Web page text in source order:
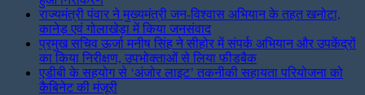
राज्यमंत्री पंवार ने मुख्यमंत्री जन-विश्वास अभियान के तहत खनोटा,
कानेड़ एवं गोलाखेड़ा में किया जनसंवाद
प्रमुख सचिव ऊर्जा मनीष सिंह ने सीहोर में संपर्क अभियान और उपकेंद्रों
का किया निरीक्षण, उपभोक्ताओं से लिया फीडबैक
एडीबी के सहयोग से ‘अंजोर लाइट’ तकनीकी सहायता परियोजना को
कैबिनेट की मंजूरी